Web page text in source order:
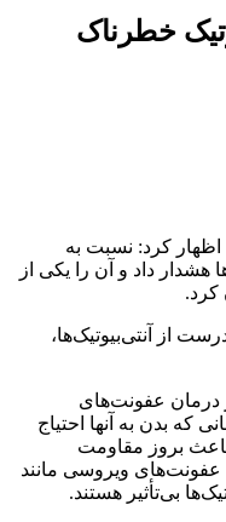
خطرناک
اظهار کرد: نسبت به
داد و آن را یکی از
کرد.
از آنتی‌بیوتیک‌ها،
درمان عفونت‌های
که بدن به آنها احتیاج
باعث بروز مقاومت
عفونت‌های ویروسی مانند
بی‌تأثیر هستند.